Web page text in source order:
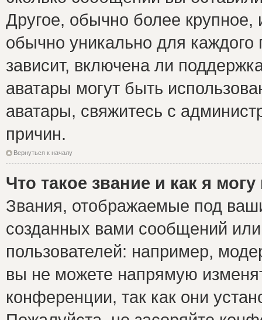
Другое, обычно более крупное,
обычно уникально для каждого
зависит, включена ли
аватары могут быть
аватары, свяжитесь с
причин.
Вернуться к началу
Что такое звание и как я
Звания, отображаемые под
созданных вами сообщений
пользователей: например,
вы не можете напрямую
конференции, так как они